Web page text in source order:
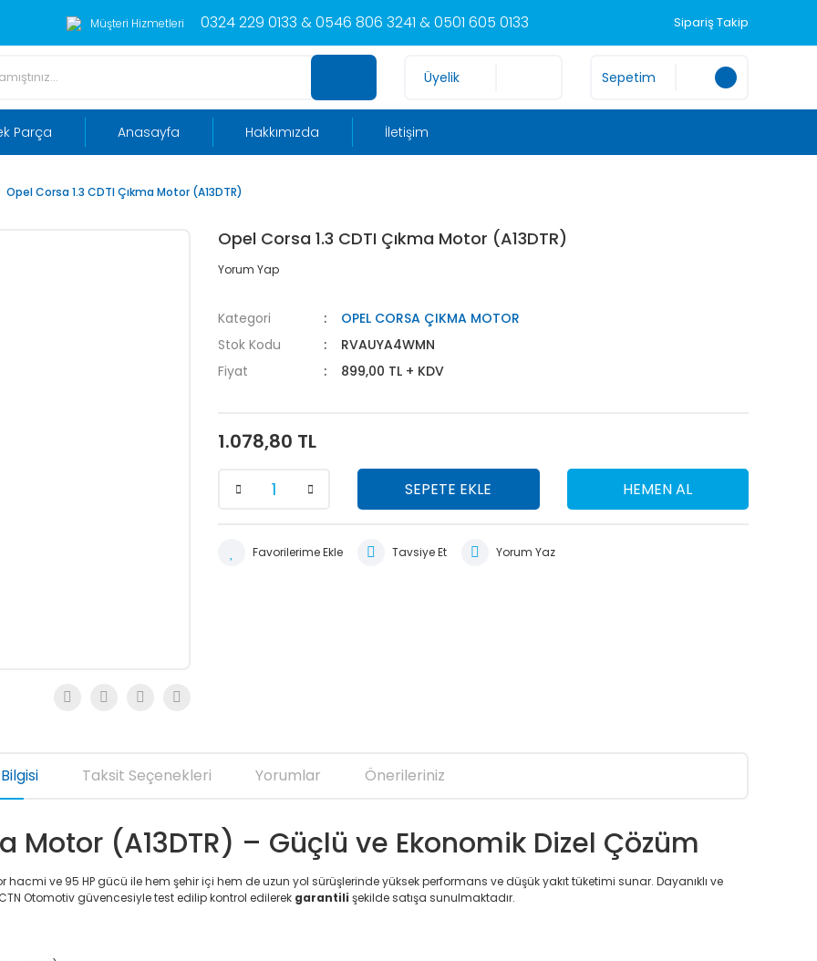
Müşteri Hizmetleri 0324 229 0133 & 0546 806 3241 & 0501 605 0133 Sipariş Takip
Üyelik Sepetim
Parça Anasayfa Hakkımızda İletişim
Opel Corsa 1.3 CDTI Çıkma Motor (A13DTR)
Opel Corsa 1.3 CDTI Çıkma Motor (A13DTR)
Yorum Yap
Kategori
OPEL CORSA ÇIKMA MOTOR
Stok Kodu
RVAUYA4WMN
Fiyat
899,00 TL + KDV
1.078,80 TL
SEPETE EKLE HEMEN AL
Tavsiye Et Yorum Yaz
Taksit Seçenekleri Yorumlar Önerileriniz
Motor (A13DTR) – Güçlü ve Ekonomik Dizel Çözüm
hacmi ve 95 HP gücü ile hem şehir içi hem de uzun yol sürüşlerinde yüksek performans ve düşük yakıt tüketimi sunar. Dayanıklı ve
Otomotiv güvencesiyle test edilip kontrol edilerek garantili şekilde satışa sunulmaktadır.